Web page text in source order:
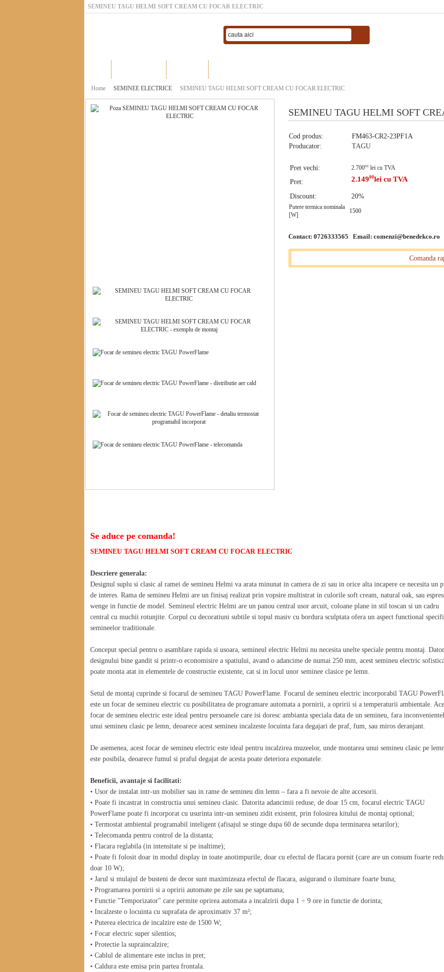
SEMINEU TAGU HELMI SOFT CREAM CU FOCAR ELECTRIC
Home SEMINEE ELECTRICE SEMINEU TAGU HELMI SOFT CREAM CU FOCAR ELECTRIC
SEMINEU TAGU HELMI SOFT
Cod produs:
FM463-CR2-23PF1A
Producator:
TAGU
Pret vechi: 2.70000 lei cu TVA
Pret: 2.14900lei cu TVA
Discount: 20%
Putere termica nominala
[W]
1500
Contact: 0726333565 Email: comenzi@benedekco.ro
Comanda
Se aduce pe comanda!
SEMINEU TAGU HELMI SOFT CREAM CU FOCAR ELECTRIC
Descriere generala:
Designul suplu si clasic al ramei de semineu Helmi va arata minunat in camera de zi sau in orice alta incapere ce necesita un
de interes. Rama de semineu Helmi are un finisaj realizat prin vopsire multistrat in culorile soft cream, natural oak, sau
wenge in functie de model. Semineul electric Helmi are un panou central usor arcuit, coloane plane in stil toscan si un cadru
central cu muchii rotunjite. Corpul cu decoratiuni subtile si topul masiv cu bordura sculptata ofera un aspect functional
semineelor traditionale.
Conceput special pentru o asamblare rapida si usoara, semineul electric Helmi nu necesita unelte speciale pentru montaj.
designului bine gandit si printr-o economisire a spatiului, avand o adancime de numai 250 mm, acest semineu electric
poate monta atat in elementele de constructie existente, cat si in locul unor seminee clasice pe lemn.
Setul de montaj cuprinde si focarul de semineu TAGU PowerFlame. Focarul de semineu electric incorporabil TAGU
este un focar de semineu electric cu posibilitatea de programare automata a pornirii, a opririi si a temperaturii ambientale.
focar de semineu electric este ideal pentru persoanele care isi doresc ambianta speciala data de un semineu, fara
unui semineu clasic pe lemn, deoarece acest semineu incalzeste locuinta fara degajari de praf, fum, sau miros deranjant.
De asemenea, acest focar de semineu electric este ideal pentru incalzirea muzeelor, unde montarea unui semineu clasic pe
este posibila, deoarece fumul si praful degajat de acesta poate deteriora exponatele.
Beneficii, avantaje si facilitati:
• Usor de instalat intr-un mobilier sau in rame de semineu din lemn – fara a fi nevoie de alte accesorii.
• Poate fi incastrat in constructia unui semineu clasic. Datorita adancimii reduse, de doar 15 cm, focarul electric TAGU
PowerFlame poate fi incorporat cu usurinta intr-un semineu zidit existent, prin folosirea kitului de montaj optional;
• Termostat ambiental programabil inteligent (afisajul se stinge dupa 60 de secunde dupa terminarea setarilor);
• Telecomanda pentru control de la distanta;
• Flacara reglabila (in intensitate si pe inaltime);
• Poate fi folosit doar in modul display in toate anotimpurile, doar cu efectul de flacara pornit (care are un consum foarte
doar 10 W);
• Jarul si mulajul de busteni de decor sunt maximizeaza efectul de flacara, asigurand o iluminare foarte buna;
• Programarea pornirii si a opririi automate pe zile sau pe saptamana;
• Functie "Temporizator" care permite oprirea automata a incalzirii dupa 1 ÷ 9 ore in functie de dorinta;
• Incalzeste o locuinta cu suprafata de aproximativ 37 m²;
• Puterea electrica de incalzire este de 1500 W;
• Focar electric super silentios;
• Protectie la supraincalzire;
• Cablul de alimentare este inclus in pret;
• Caldura este emisa prin partea frontala.